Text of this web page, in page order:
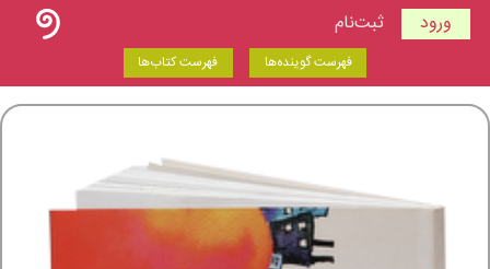
ورود ثبت‌نام
فهرست گوینده‌ها فهرست کتاب‌ها